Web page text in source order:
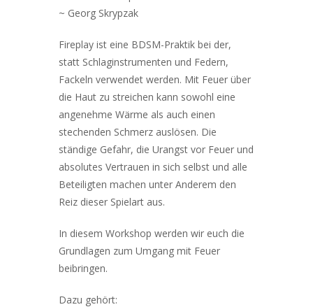
~ Georg Skrypzak
Fireplay ist eine BDSM-Praktik bei der,
statt Schlaginstrumenten und Federn,
Fackeln verwendet werden. Mit Feuer über
die Haut zu streichen kann sowohl eine
angenehme Wärme als auch einen
stechenden Schmerz auslösen. Die
ständige Gefahr, die Urangst vor Feuer und
absolutes Vertrauen in sich selbst und alle
Beteiligten machen unter Anderem den
Reiz dieser Spielart aus.
In diesem Workshop werden wir euch die
Grundlagen zum Umgang mit Feuer
beibringen.
Dazu gehört: